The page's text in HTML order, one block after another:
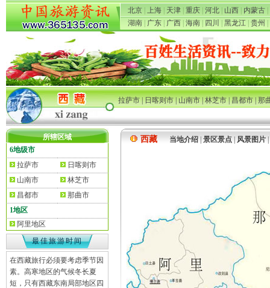
北京 上海 天津 重庆 河北 山西 内蒙古
湖南
广东 广西 海南 四川 黑龙江 贵州
拉萨市|日喀则市|山南市|林芝市|昌都市|那
所辖区域
6地级市
拉萨市
日喀则市
山南市
林芝市
昌都市
那曲市
1地区
阿里地区
最佳旅游时间
在西藏旅行必须要考虑季节因
素。高寒地区的气候冬长夏
短，只有西藏东南局部地区四
西藏 当地介绍 景区景点 风景图片